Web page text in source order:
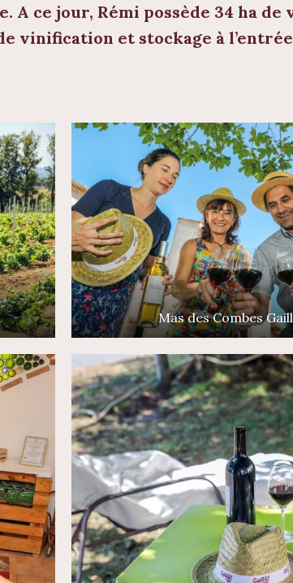
A ce jour, Rémi possède 34 ha de
vinification et stockage à
Mas des Combes